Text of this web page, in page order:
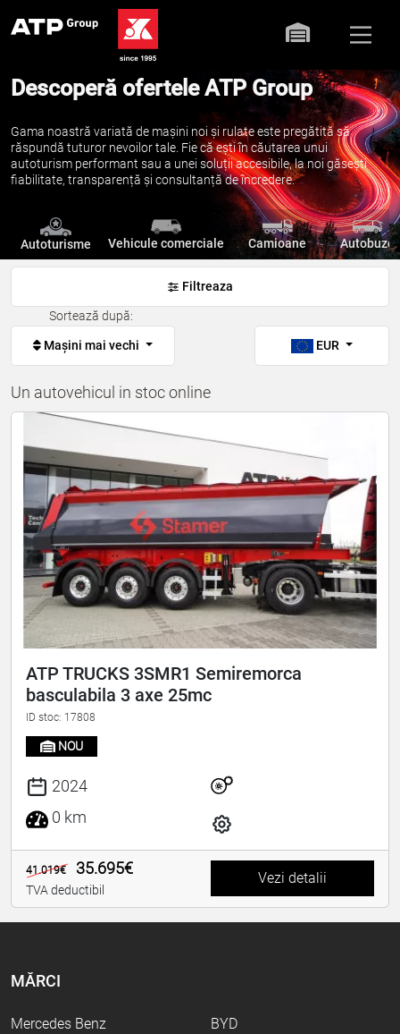
Descoperă ofertele ATP Group
Gama noastră variată de mașini noi și rulate este pregătită să
răspundă tuturor nevoilor tale. Fie că ești în căutarea unui
autoturism performant sau a unei soluții accesibile, la noi găsești
fiabilitate, transparență și consultanță de încredere.
Autoturisme Vehicule comerciale Camioane Autobuze
Filtreaza
Sortează după:
Mașini mai vechi EUR
Un autovehicul in stoc online
ATP TRUCKS 3SMR1 Semiremorca
basculabila 3 axe 25mc
ID stoc: 17808
NOU
2024
0 km
41.019€ 35.695€
TVA deductibil
Vezi detalii
MĂRCI
Mercedes Benz
BYD